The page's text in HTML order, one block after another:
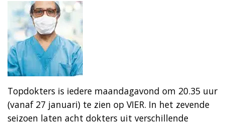
Topdokters is iedere maandagavond om 20.35 uur
(vanaf 27 januari) te zien op VIER. In het zevende
seizoen laten acht dokters uit verschillende